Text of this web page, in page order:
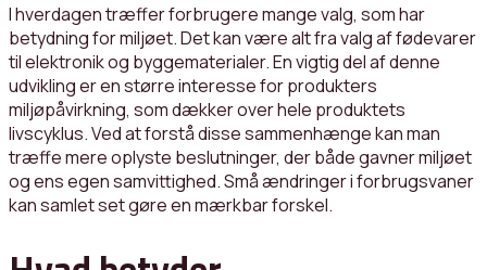
I hverdagen træffer forbrugere mange valg, som har
betydning for miljøet. Det kan være alt fra valg af fødevarer
til elektronik og byggematerialer. En vigtig del af denne
udvikling er en større interesse for produkters
miljøpåvirkning, som dækker over hele produktets
livscyklus. Ved at forstå disse sammenhænge kan man
træffe mere oplyste beslutninger, der både gavner miljøet
og ens egen samvittighed. Små ændringer i forbrugsvaner
kan samlet set gøre en mærkbar forskel.